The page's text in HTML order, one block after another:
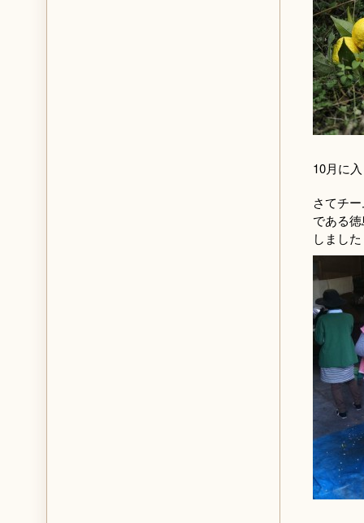
10月に
さてチ
である
しまし